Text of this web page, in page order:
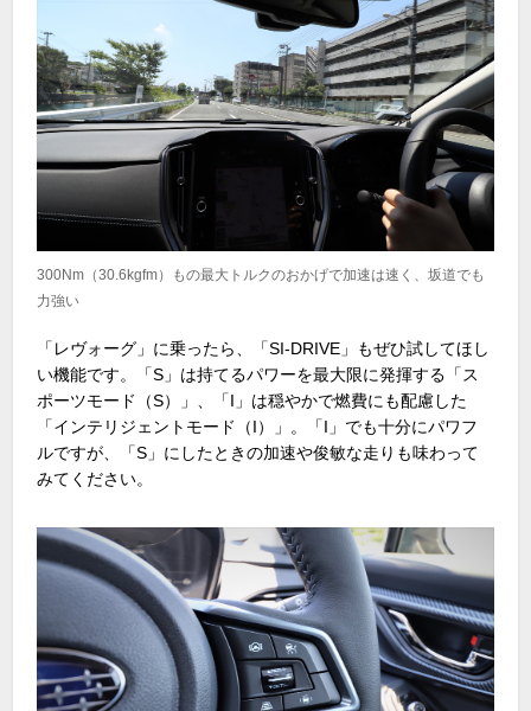
300Nm（30.6kgfm）もの最大トルクのおかげで加速は速く、坂道でも
力強い
「レヴォーグ」に乗ったら、「SI-DRIVE」もぜひ試してほし
い機能です。「S」は持てるパワーを最大限に発揮する「ス
ポーツモード（S）」、「I」は穏やかで燃費にも配慮した
「インテリジェントモード（I）」。「I」でも十分にパワフ
ルですが、「S」にしたときの加速や俊敏な走りも味わって
みてください。